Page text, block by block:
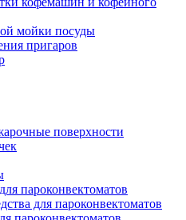
мойки посуды
пригаров
поверхности
пароконвектоматов
для пароконвектоматов